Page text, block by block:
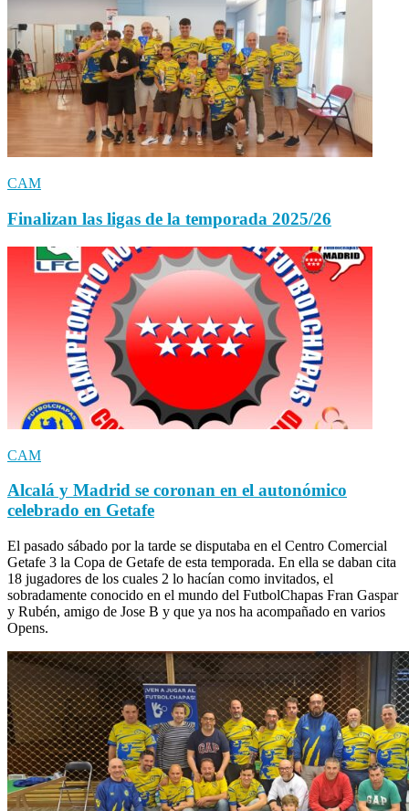
CAM
Finalizan las ligas de la temporada 2025/26
CAM
Alcalá y Madrid se coronan en el autonómico
celebrado en Getafe
El pasado sábado por la tarde se disputaba en el Centro Comercial
Getafe 3 la Copa de Getafe de esta temporada. En ella se daban cita
18 jugadores de los cuales 2 lo hacían como invitados, el
sobradamente conocido en el mundo del FutbolChapas Fran Gaspar
y Rubén, amigo de Jose B y que ya nos ha acompañado en varios
Opens.